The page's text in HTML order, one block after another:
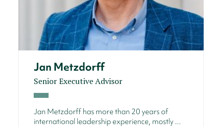
Jan Metzdorff
Senior Executive Advisor
Jan Metzdorff has more than 20 years of
international leadership experience, mostly ...